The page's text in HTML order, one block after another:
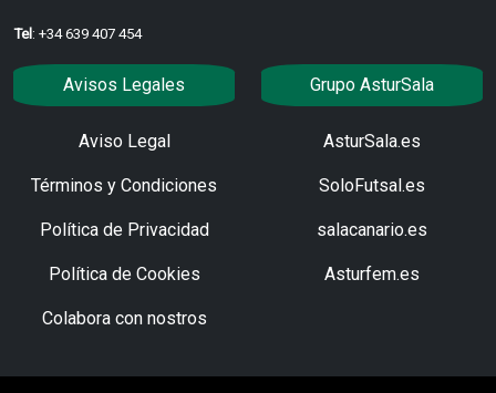
Tel : +34 639 407 454
Avisos Legales
Aviso Legal
Términos y Condiciones
Política de Privacidad
Política de Cookies
Colabora con nostros
Grupo AsturSala
AsturSala.es
SoloFutsal.es
salacanario.es
Asturfem.es